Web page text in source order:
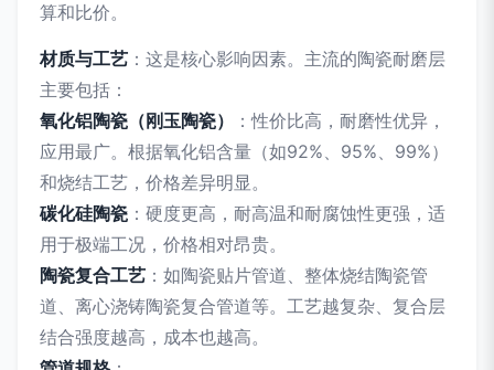
算和比价。
材质与工艺 ：这是核心影响因素。主流的陶瓷耐磨层
主要包括：
氧化铝陶瓷（刚玉陶瓷）
：性价比高，耐磨性优异，
应用最广。根据氧化铝含量（如92%、95%、99%）
和烧结工艺，价格差异明显。
碳化硅陶瓷 ：硬度更高，耐高温和耐腐蚀性更强，适
用于极端工况，价格相对昂贵。
陶瓷复合工艺 ：如陶瓷贴片管道、整体烧结陶瓷管
道、离心浇铸陶瓷复合管道等。工艺越复杂、复合层
结合强度越高，成本也越高。